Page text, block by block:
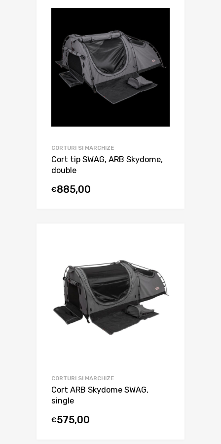
CORTURI SI MARCHIZE
Cort tip SWAG, ARB Skydome,
double
€885,00
CORTURI SI MARCHIZE
Cort ARB Skydome SWAG,
single
€575,00